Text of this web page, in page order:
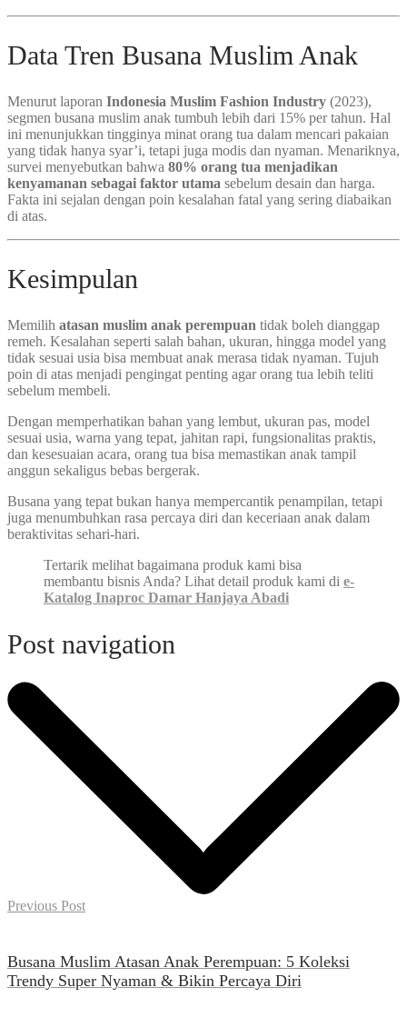
Data Tren Busana Muslim Anak
Menurut laporan Indonesia Muslim Fashion Industry (2023),
segmen busana muslim anak tumbuh lebih dari 15% per tahun. Hal
ini menunjukkan tingginya minat orang tua dalam mencari pakaian
yang tidak hanya syar’i, tetapi juga modis dan nyaman. Menariknya,
survei menyebutkan bahwa 80% orang tua menjadikan
kenyamanan sebagai faktor utama sebelum desain dan harga.
Fakta ini sejalan dengan poin kesalahan fatal yang sering diabaikan
di atas.
Kesimpulan
Memilih atasan muslim anak perempuan tidak boleh dianggap
remeh. Kesalahan seperti salah bahan, ukuran, hingga model yang
tidak sesuai usia bisa membuat anak merasa tidak nyaman. Tujuh
poin di atas menjadi pengingat penting agar orang tua lebih teliti
sebelum membeli.
Dengan memperhatikan bahan yang lembut, ukuran pas, model
sesuai usia, warna yang tepat, jahitan rapi, fungsionalitas praktis,
dan kesesuaian acara, orang tua bisa memastikan anak tampil
anggun sekaligus bebas bergerak.
Busana yang tepat bukan hanya mempercantik penampilan, tetapi
juga menumbuhkan rasa percaya diri dan keceriaan anak dalam
beraktivitas sehari-hari.
Tertarik melihat bagaimana produk kami bisa
membantu bisnis Anda? Lihat detail produk kami di e-
Katalog Inaproc Damar Hanjaya Abadi
Post navigation
Previous Post
Busana Muslim Atasan Anak Perempuan: 5 Koleksi
Trendy Super Nyaman & Bikin Percaya Diri